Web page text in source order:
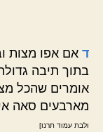
ד אם אפו מצות
בתוך תיבה
אומרים שהכל
מארבעים סאה
ולבת עמוד תרנו]